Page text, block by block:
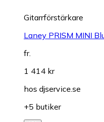
Gitarrförstärkare
Laney PRISM MINI
fr.
1 414 kr
hos djservice.se
+5 butiker